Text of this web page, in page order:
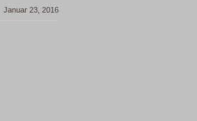
Januar 23, 2016